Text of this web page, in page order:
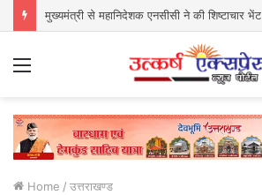
मुख्यमंत्री से महानिदेशक एनसीसी ने की शिष्टाचार भेंट
Home / उत्तराखण्ड